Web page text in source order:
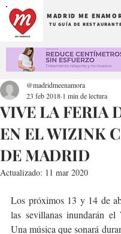
MADRID ME
TU GUÍA DE
VIVE LA FERIA
EN EL WIZINK
DE MADRID
@madridmeenamora
23 feb 2018 1 min de lectura
Actualizado: 11 mar 2020
Los próximos 13 y 14 de
las sevillanas inundarán
Una música que sonará